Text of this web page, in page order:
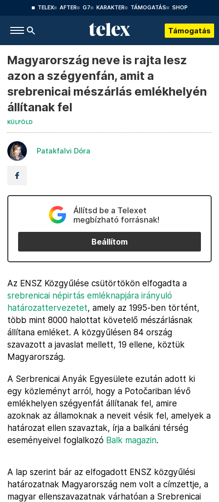
TELEX AFTER G7 KARAKTER TÁMOGATÁS SHOP
Támogatás
Magyarország neve is rajta lesz
azon a szégyenfán, amit a
srebrenicai mészárlás emlékhelyén
állítanak fel
KÜLFÖLD
Patakfalvi Dóra
Állítsd be a Telexet
megbízható forrásnak!
Beállítom
Az ENSZ Közgyűlése csütörtökön elfogadta a
srebrenicai népirtás emléknapjára irányuló
határozattervezetet, amely az 1995-ben történt,
több mint 8000 halottat követelő mészárlásnak
állítana emléket. A közgyűlésen 84 ország
szavazott a javaslat mellett, 19 ellene, köztük
Magyarország.
A Serbrenicai Anyák Egyesülete ezután adott ki
egy közleményt arról, hogy a Potočariban lévő
emlékhelyen szégyenfát állítanak fel, amire
azoknak az államoknak a neveit vésik fel, amelyek a
határozat ellen szavaztak, írja a balkáni térség
eseményeivel foglalkozó Balk magazin.
A lap szerint bár az elfogadott ENSZ közgyűlési
határozatnak Magyarország nem volt a címzettje, a
magyar ellenszavazatnak várhatóan a Srebrenicai